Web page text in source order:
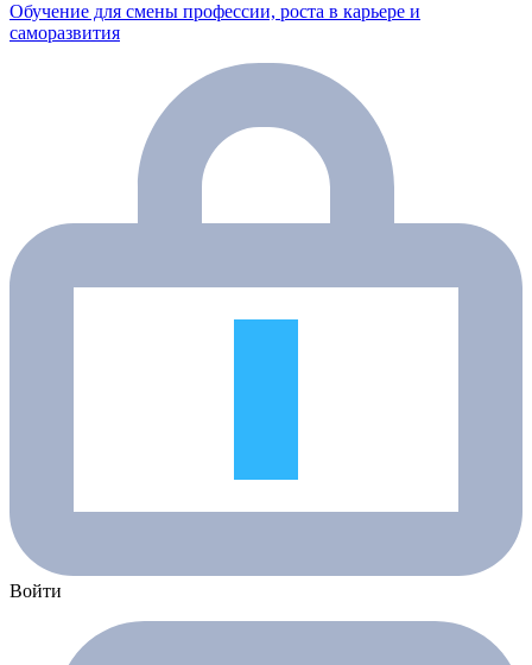
Обучение для смены профессии, роста в карьере и
саморазвития
Войти